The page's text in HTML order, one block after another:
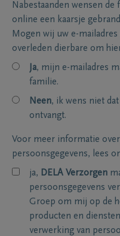
Nabestaanden wensen
online een kaarsje
Mogen wij uw e-
overleden dierbare om
Ja, mijn e-mailadres
familie.
Neen, ik wens niet
ontvangt.
Voor meer informatie
persoonsgegevens, lees
ja, DELA Verzorgen
persoonsgegevens
Groep om mij op de
producten en
verwerking van